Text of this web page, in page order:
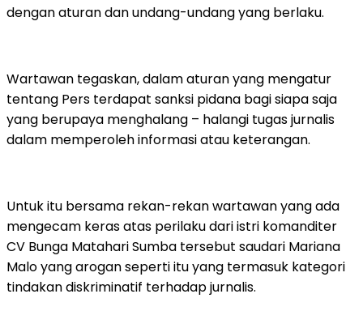
dengan aturan dan undang-undang yang berlaku.
Wartawan tegaskan, dalam aturan yang mengatur
tentang Pers terdapat sanksi pidana bagi siapa saja
yang berupaya menghalang – halangi tugas jurnalis
dalam memperoleh informasi atau keterangan.
Untuk itu bersama rekan-rekan wartawan yang ada
mengecam keras atas perilaku dari istri komanditer
CV Bunga Matahari Sumba tersebut saudari Mariana
Malo yang arogan seperti itu yang termasuk kategori
tindakan diskriminatif terhadap jurnalis.